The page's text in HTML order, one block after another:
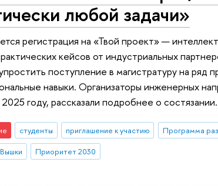
любой задачи»
регистрация на «Твой проект» —
кейсов от индустриальных
поступление в магистратуру на ряд
навыки. Организаторы инженерных
году, рассказали подробнее о состязании.
студенты приглашение к участию Программа
Приоритет 2030